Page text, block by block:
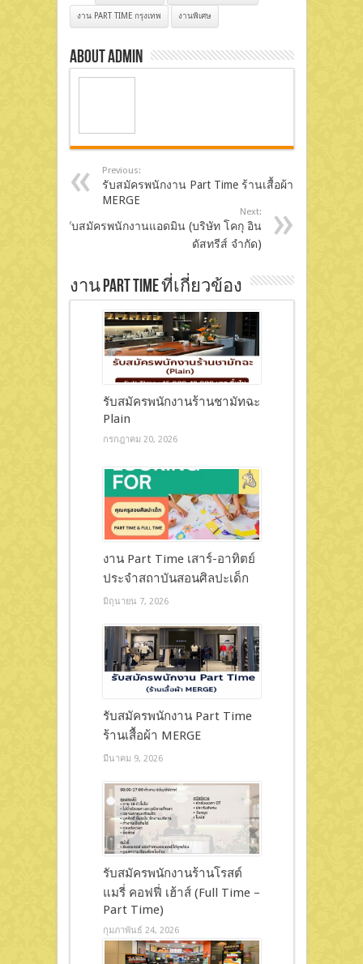
งาน PART TIME กรุงเทพ งานพิเศษ
About admin
Previous:
รับสมัครพนักงาน Part Time ร้านเสื้อผ้า
MERGE
Next:
รับสมัครพนักงานแอดมิน (บริษัท โคกุ อิน
ดัสทรีส์ จำกัด)
งาน Part Time ที่เกี่ยวข้อง
รับสมัครพนักงานร้านชามัทฉะ
Plain
กรกฎาคม 20, 2026
งาน Part Time เสาร์-อาทิตย์
ประจำสถาบันสอนศิลปะเด็ก
มิถุนายน 7, 2026
รับสมัครพนักงาน Part Time
ร้านเสื้อผ้า MERGE
มีนาคม 9, 2026
รับสมัครพนักงานร้านโรสต์
แมรี่ คอฟฟี่ เฮ้าส์ (Full Time –
Part Time)
กุมภาพันธ์ 24, 2026